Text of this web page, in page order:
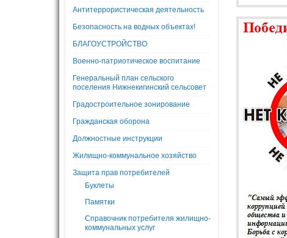
Антитеррористическая деятельность
Безопасность на водных объектах!
БЛАГОУСТРОЙСТВО
Военно-патриотическое воспитание
Генеральный план сельского
поселения Нижнекигинский сельсовет
Градостроительное зонирование
Гражданская оборона
Должностные инструкции
Жилищно-коммунальное хозяйство
Защита прав потребителей
Буклеты
Памятки
Справочник потребителя жилищно-
коммунальных услуг